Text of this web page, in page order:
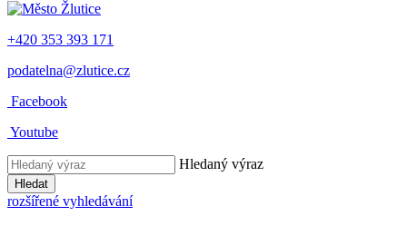
+420 353 393 171
podatelna@zlutice.cz
Facebook
Youtube
Hledaný výraz
Hledat
rozšířené vyhledávání